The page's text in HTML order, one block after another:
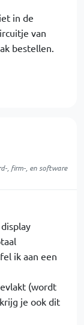
in de
van
bestellen.
, firm-, en software
ik aan een
(wordt
je ook dit